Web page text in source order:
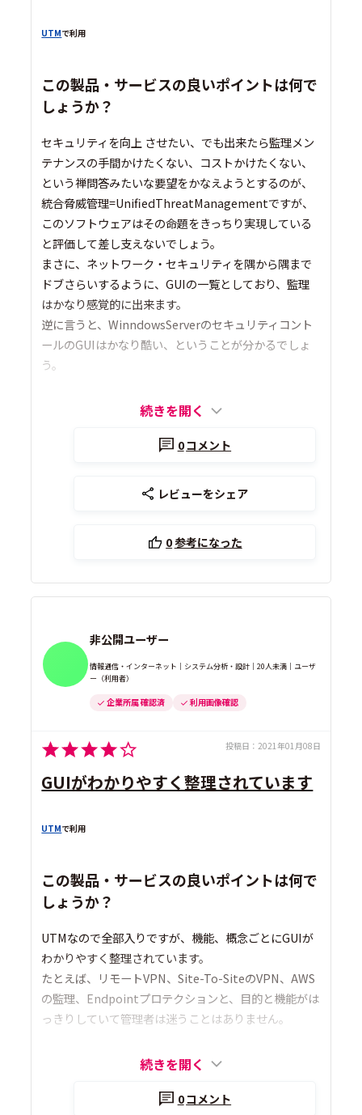
UTMで利用
この製品・サービスの良いポイントは何で
しょうか？
セキュリティを向上 させたい、でも出来たら監理メン
テナンスの手間かけたくない、コストかけたくない、
という禅問答みたいな要望をかなえようとするのが、
統合脅威管理=UnifiedThreatManagementですが、
このソフトウェアはその命題をきっちり実現している
と評価して差し支えないでしょう。
まさに、ネットワーク・セキュリティを隅から隅まで
ドブさらいするように、GUIの一覧としており、監理
はかなり感覚的に出来ます。
逆に言うと、WinndowsServerのセキュリティコント
ールのGUIはかなり酷い、ということが分かるでしょ
う。
続きを開く
0コメント
レビューをシェア
0参考になった
非公開ユーザー
情報通信・インターネット｜システム分析・設計｜20人未満｜ユーザ
ー（利用者）
企業所属 確認済 利用画像確認
投稿日： 2021年01月08日
GUIがわかりやすく整理されています
UTMで利用
この製品・サービスの良いポイントは何で
しょうか？
UTMなので全部入りですが、機能、概念ごとにGUIが
わかりやすく整理されています。
たとえば、リモートVPN、Site-To-SiteのVPN、AWS
の監理、Endpointプロテクションと、目的と機能がは
っきりしていて管理者は迷うことはありません。
続きを開く
0コメント